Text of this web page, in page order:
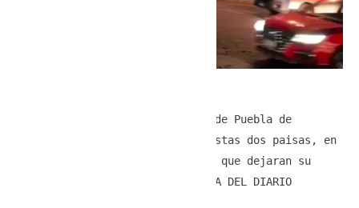
Dentro de este motel del norte de Puebla de
Zaragoza ocurrió la muerte de estas dos paisas, en
compañía de un hombre, luego de que dejaran su
vehículo encendido. FOTO: TOMADA DEL DIARIO